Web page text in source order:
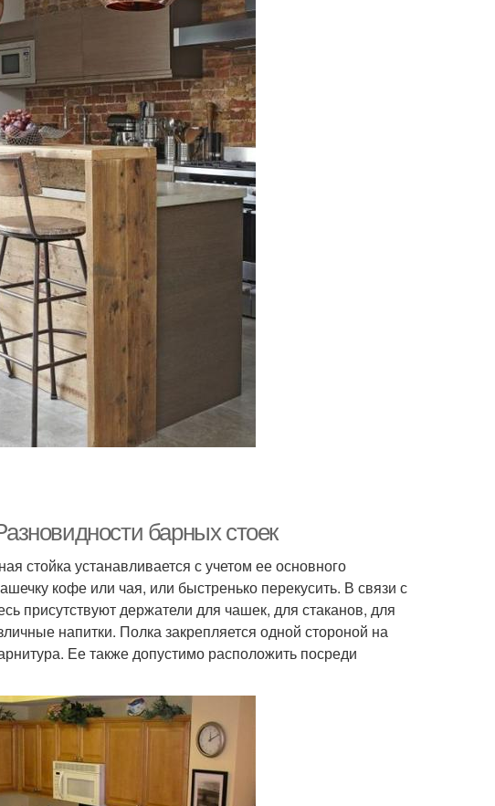
барных стоек
стойка устанавливается с учетом ее основного
кофе или чая, или быстренько перекусить. В связи с
присутствуют держатели для чашек, для стаканов, для
напитки. Полка закрепляется одной стороной на
Ее также допустимо расположить посреди